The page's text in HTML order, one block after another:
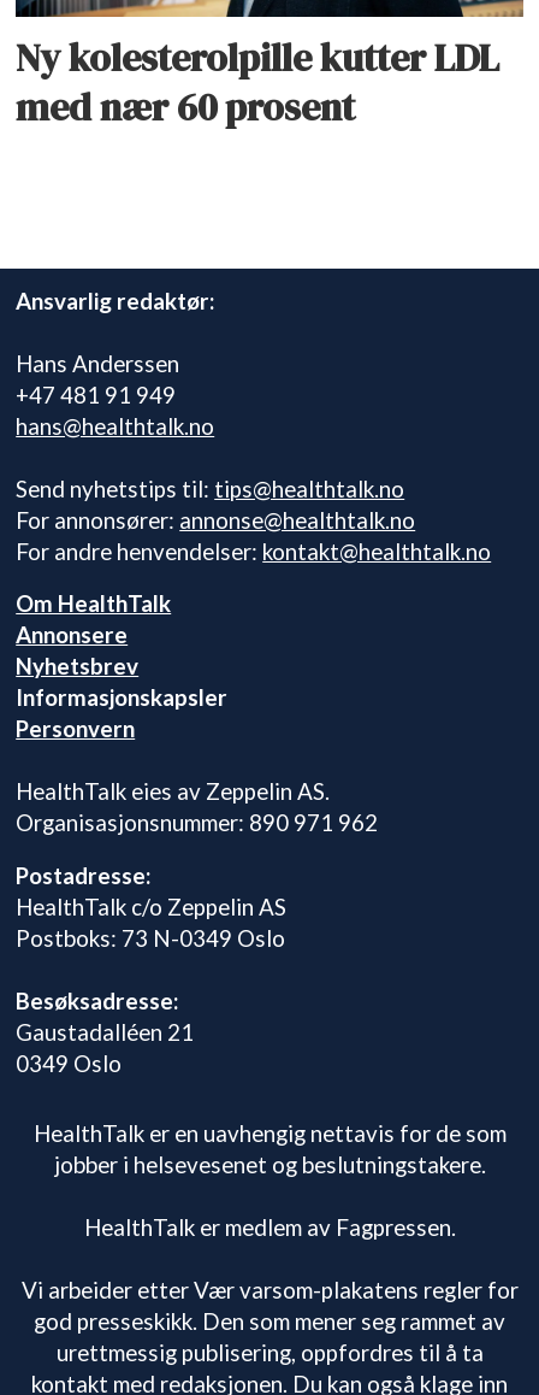
Ny kolesterolpille kutter LDL
med nær 60 prosent
Ansvarlig redaktør:
Hans Anderssen
+47 481 91 949
hans@healthtalk.no
Send nyhetstips til: tips@healthtalk.no
For annonsører: annonse@healthtalk.no
For andre henvendelser: kontakt@healthtalk.no
Om HealthTalk
Annonsere
Nyhetsbrev
Informasjonskapsler
Personvern
HealthTalk eies av Zeppelin AS.
Organisasjonsnummer: 890 971 962
Postadresse:
HealthTalk c/o Zeppelin AS
Postboks: 73 N-0349 Oslo
Besøksadresse:
Gaustadalléen 21
0349 Oslo
HealthTalk er en uavhengig nettavis for de som
jobber i helsevesenet og beslutningstakere.
HealthTalk er medlem av Fagpressen.
Vi arbeider etter Vær varsom-plakatens regler for
god presseskikk. Den som mener seg rammet av
urettmessig publisering, oppfordres til å ta
kontakt med redaksjonen. Du kan også klage inn